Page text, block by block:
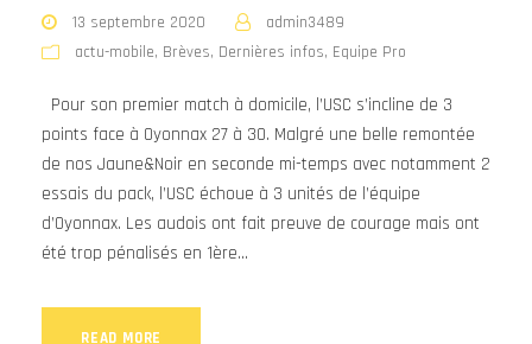
13 septembre 2020
admin3489
actu-mobile, Brèves, Dernières infos, Equipe Pro
Pour son premier match à domicile, l’USC s’incline de 3
points face à Oyonnax 27 à 30. Malgré une belle remontée
de nos Jaune&Noir en seconde mi-temps avec notamment 2
essais du pack, l’USC échoue à 3 unités de l’équipe
d’Oyonnax. Les audois ont fait preuve de courage mais ont
été trop pénalisés en 1ère...
READ MORE